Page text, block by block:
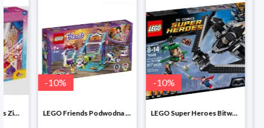
-10
LEGO Friends Podwodna Frajda w super cenie LEGO Super Heroes Bitwa powietrzna w super cenie
-10